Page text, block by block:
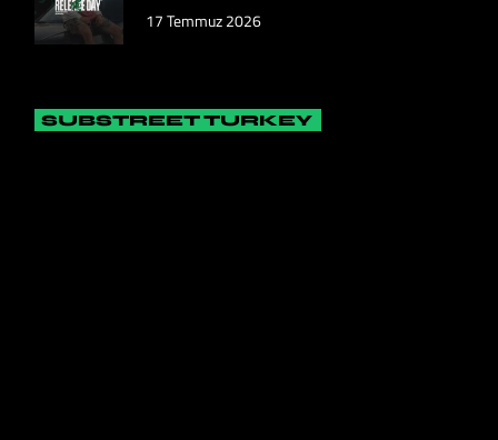
17 Temmuz 2026
SUBSTREET TURKEY